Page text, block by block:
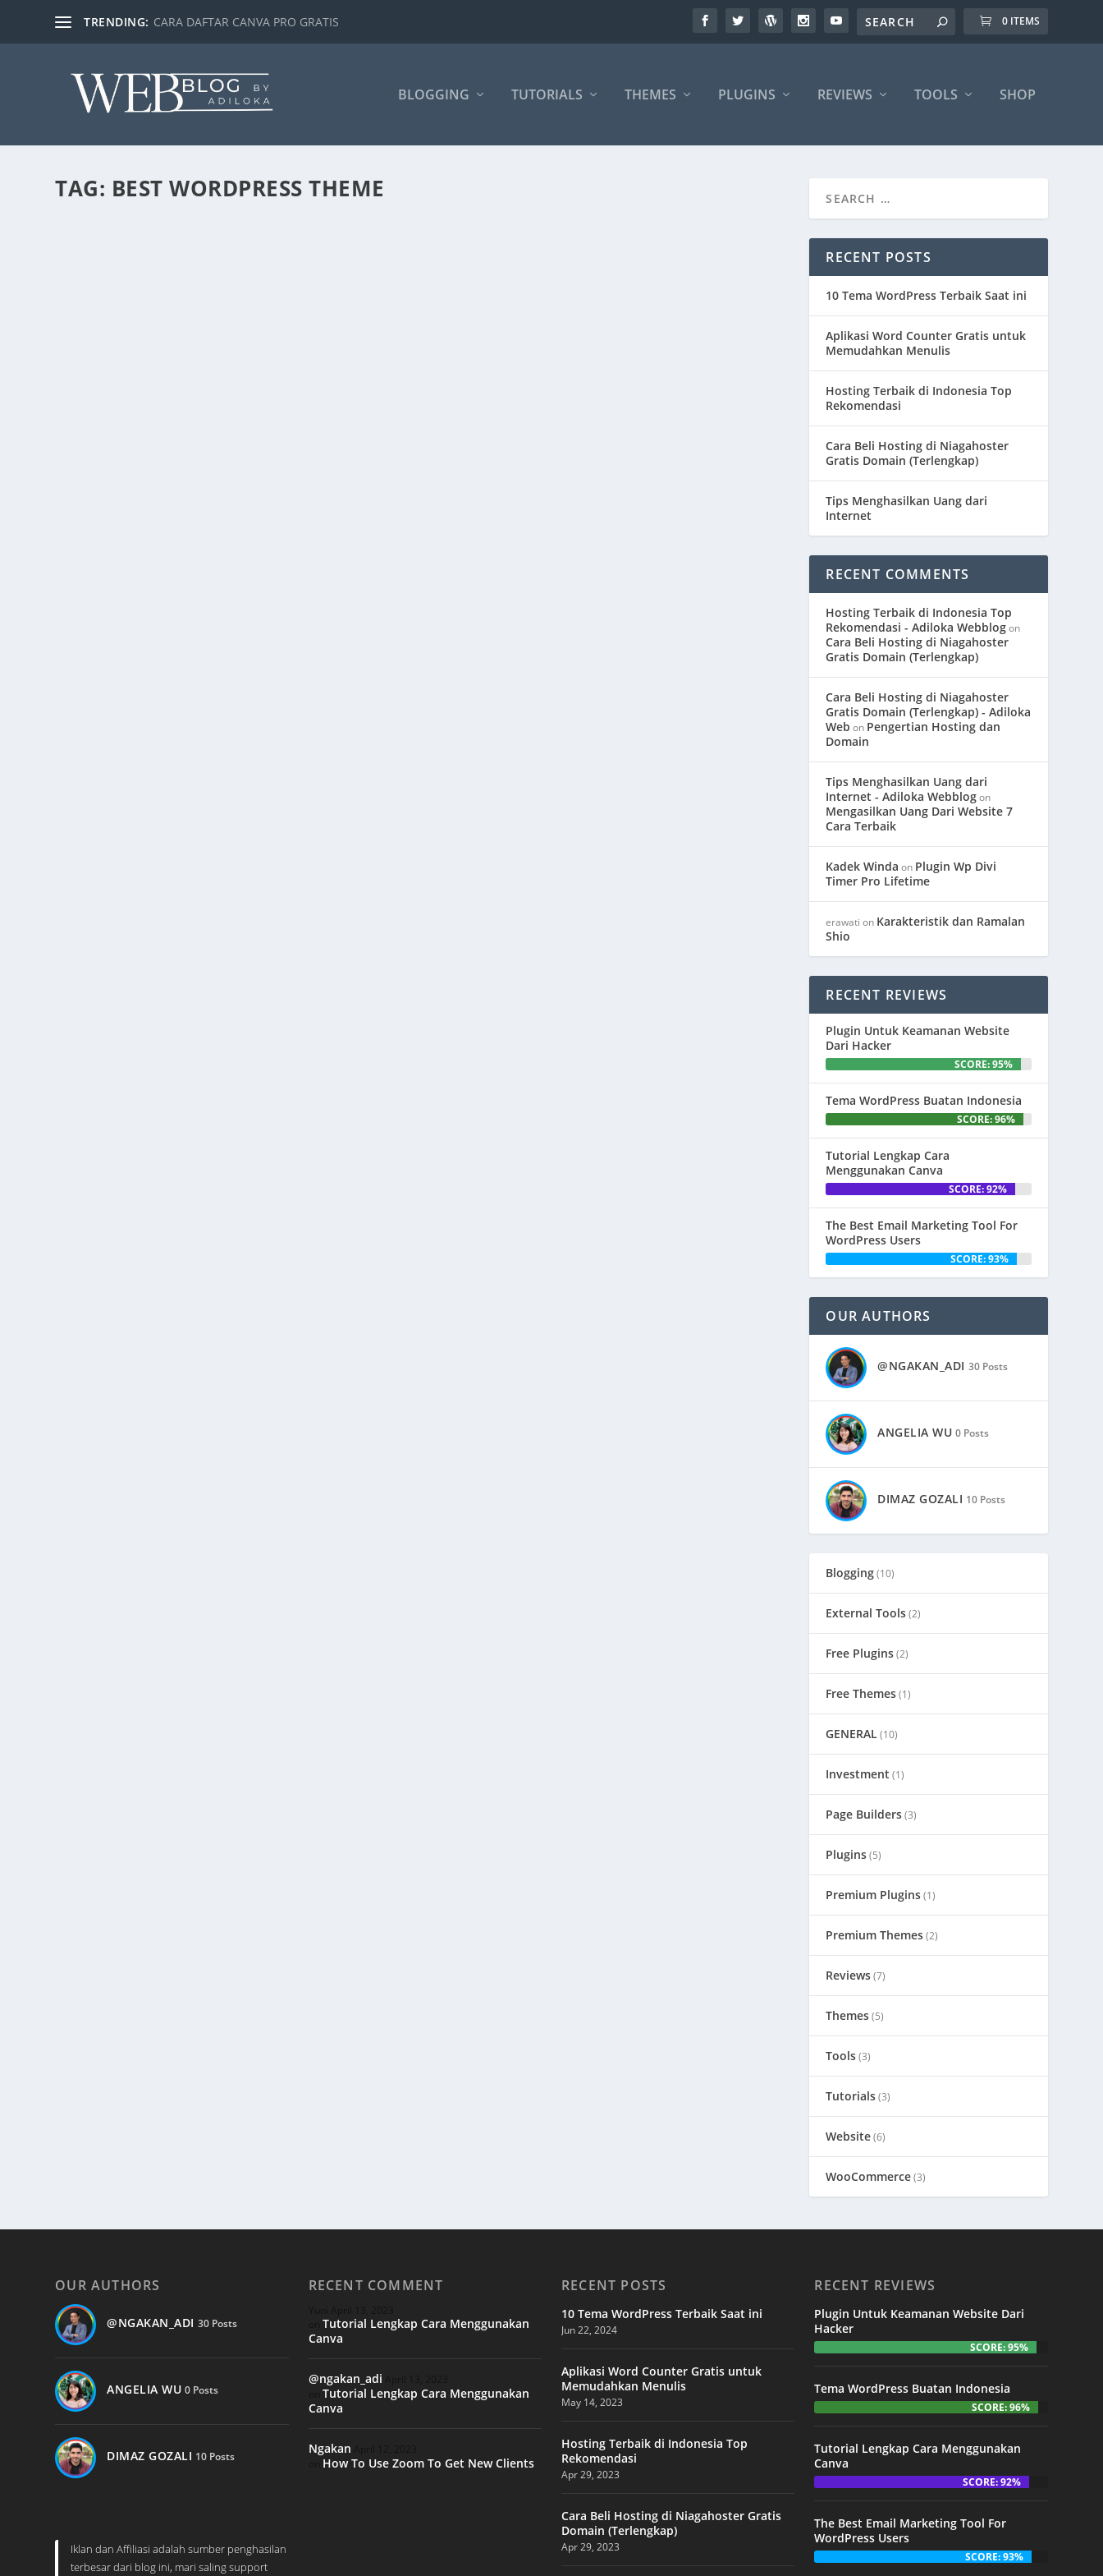
TRENDING: CARA DAFTAR CANVA PRO GRATIS 0 ITEMS
BLOGGING TUTORIALS THEMES PLUGINS REVIEWS TOOLS SHOP
TAG: BEST WORDPRESS THEME
RECENT POSTS
10 Tema WordPress Terbaik Saat ini
Aplikasi Word Counter Gratis untuk
Memudahkan Menulis
Hosting Terbaik di Indonesia Top
Rekomendasi
Cara Beli Hosting di Niagahoster
Gratis Domain (Terlengkap)
Tips Menghasilkan Uang dari
Internet
RECENT COMMENTS
Hosting Terbaik di Indonesia Top
Rekomendasi - Adiloka Webblogon
Cara Beli Hosting di Niagahoster
Gratis Domain (Terlengkap)
Cara Beli Hosting di Niagahoster
Gratis Domain (Terlengkap) - Adiloka
Web on Pengertian Hosting dan
Domain
Tips Menghasilkan Uang dari
Internet - Adiloka Webblogon
Mengasilkan Uang Dari Website 7
Cara Terbaik
Kadek Winda on Plugin Wp Divi
Timer Pro Lifetime
erawati on Karakteristik dan Ramalan
Shio
RECENT REVIEWS
Plugin Untuk Keamanan Website
Dari Hacker
SCORE: 95%
Tema WordPress Buatan Indonesia
SCORE: 96%
Tutorial Lengkap Cara
Menggunakan Canva
SCORE: 92%
The Best Email Marketing Tool For
WordPress Users
SCORE: 93%
OUR AUTHORS
@NGAKAN_ADI 30 Posts
ANGELIA WU 0 Posts
DIMAZ GOZALI 10 Posts
Blogging(10)
External Tools(2)
Free Plugins(2)
Free Themes(1)
GENERAL(10)
Investment (1)
Page Builders(3)
Plugins(5)
Premium Plugins(1)
Premium Themes(2)
Reviews(7)
Themes(5)
Tools(3)
Tutorials(3)
Website(6)
WooCommerce(3)
OUR AUTHORS
@NGAKAN_ADI 30 Posts
ANGELIA WU 0 Posts
DIMAZ GOZALI 10 Posts
Iklan dan Affiliasi adalah sumber penghasilan
terbesar dari blog ini, mari saling support
RECENT COMMENT
Tutorial Lengkap Cara Menggunakan
Canva
@ngakan_adi
Tutorial Lengkap Cara Menggunakan
Canva
Ngakan
How To Use Zoom To Get New Clients
RECENT POSTS
10 Tema WordPress Terbaik Saat ini
Jun 22, 2024
Aplikasi Word Counter Gratis untuk
Memudahkan Menulis
May 14, 2023
Hosting Terbaik di Indonesia Top
Rekomendasi
Apr 29, 2023
Cara Beli Hosting di Niagahoster Gratis
Domain (Terlengkap)
Apr 29, 2023
RECENT REVIEWS
Plugin Untuk Keamanan Website Dari
Hacker
SCORE: 95%
Tema WordPress Buatan Indonesia
SCORE: 96%
Tutorial Lengkap Cara Menggunakan
Canva
SCORE: 92%
The Best Email Marketing Tool For
WordPress Users
SCORE: 93%